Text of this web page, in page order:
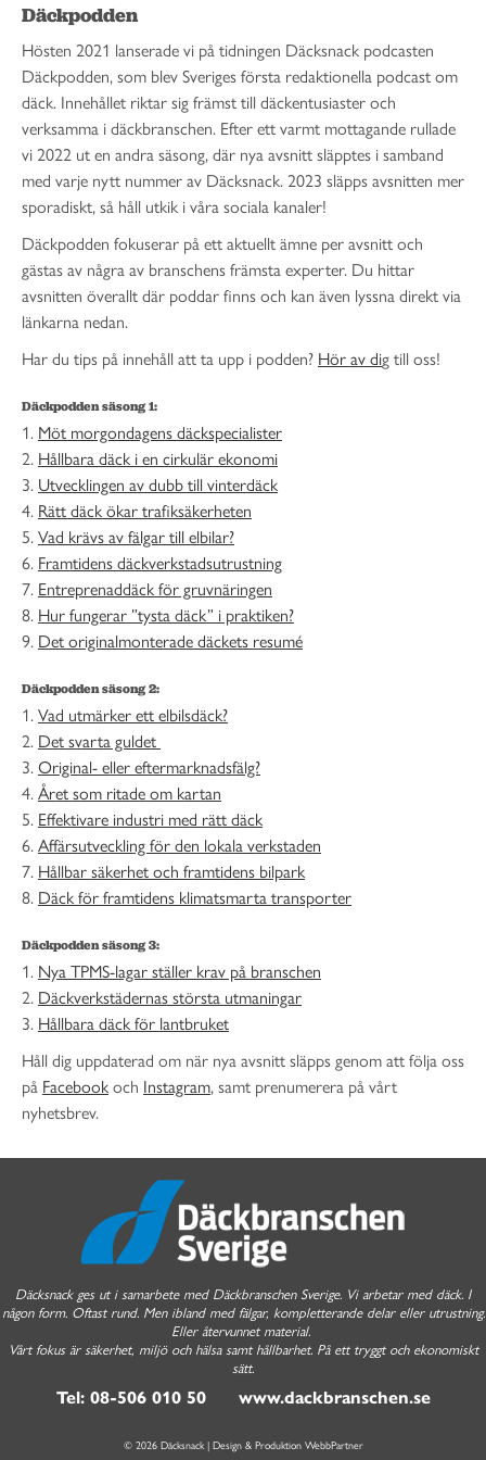
Däckpodden
Hösten 2021 lanserade vi på tidningen Däcksnack podcasten
Däckpodden, som blev Sveriges första redaktionella podcast om
däck. Innehållet riktar sig främst till däckentusiaster och
verksamma i däckbranschen. Efter ett varmt mottagande rullade
vi 2022 ut en andra säsong, där nya avsnitt släpptes i samband
med varje nytt nummer av Däcksnack. 2023 släpps avsnitten mer
sporadiskt, så håll utkik i våra sociala kanaler!
Däckpodden fokuserar på ett aktuellt ämne per avsnitt och
gästas av några av branschens främsta experter. Du hittar
avsnitten överallt där poddar finns och kan även lyssna direkt via
länkarna nedan.
Har du tips på innehåll att ta upp i podden? Hör av dig till oss!
Däckpodden säsong 1:
1. Möt morgondagens däckspecialister
2. Hållbara däck i en cirkulär ekonomi
3. Utvecklingen av dubb till vinterdäck
4. Rätt däck ökar trafiksäkerheten
5.Vad krävs av fälgar till elbilar?
6. Framtidens däckverkstadsutrustning
7. Entreprenaddäck för gruvnäringen
8. Hur fungerar ”tysta däck” i praktiken?
9. Det originalmonterade däckets resumé
Däckpodden säsong 2:
1.Vad utmärker ett elbilsdäck?
2. Det svarta guldet
3.Original- eller eftermarknadsfälg?
4.Året som ritade om kartan
5. Effektivare industri med rätt däck
6.Affärsutveckling för den lokala verkstaden
7. Hållbar säkerhet och framtidens bilpark
8. Däck för framtidens klimatsmarta transporter
Däckpodden säsong 3:
1. Nya TPMS-lagar ställer krav på branschen
2. Däckverkstädernas största utmaningar
3. Hållbara däck för lantbruket
Håll dig uppdaterad om när nya avsnitt släpps genom att följa oss
på Facebookoch Instagram, samt prenumerera på vårt
nyhetsbrev.
Däcksnack ges ut i samarbete med Däckbranschen Sverige. Vi arbetar med däck. I
någon form. Oftast rund. Men ibland med fälgar, kompletterande delar eller utrustning.
Eller återvunnet material.
Vårt fokus är säkerhet, miljö och hälsa samt hållbarhet. På ett tryggt och ekonomiskt
sätt.
Tel: 08-506 010 50 www.dackbranschen.se
© 2026 Däcksnack | Design & Produktion WebbPartner